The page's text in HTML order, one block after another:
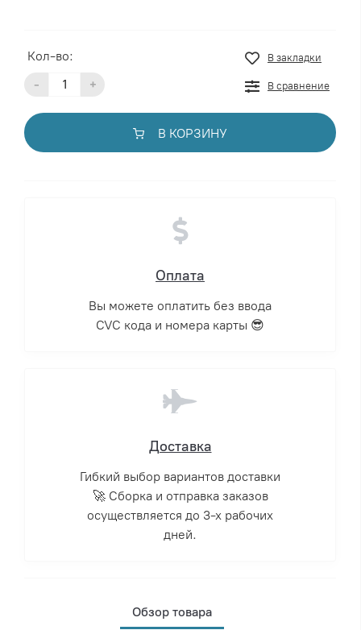
Кол-во:
- +
В закладки
В сравнение
В КОРЗИНУ
Оплата
Вы можете оплатить без ввода
CVC кода и номера карты 😎
Доставка
Гибкий выбор вариантов доставки
🚀 Сборка и отправка заказов
осуществляется до 3-х рабочих
дней.
Обзор товара